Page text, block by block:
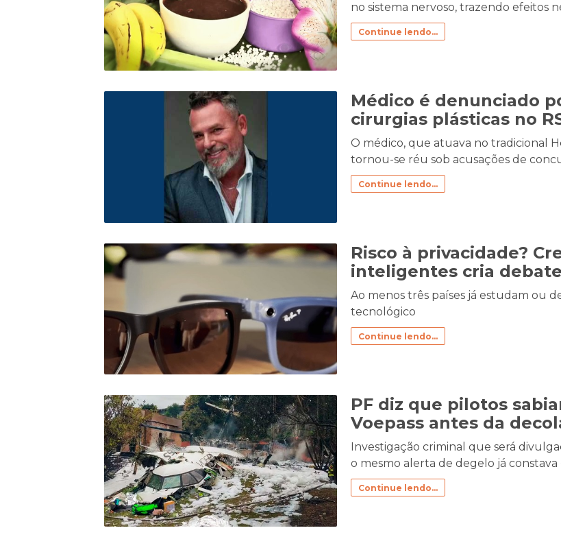
no sistema nervoso, trazendo efeitos
Continue lendo...
Médico é denunciado
cirurgias plásticas no
O médico, que atuava no tradicional
tornou-se réu sob acusações de
Continue lendo...
Risco à privacidade?
inteligentes cria
Ao menos três países já estudam ou
tecnológico
Continue lendo...
PF diz que pilotos
Voepass antes da
Investigação criminal que será
o mesmo alerta de degelo já
Continue lendo...